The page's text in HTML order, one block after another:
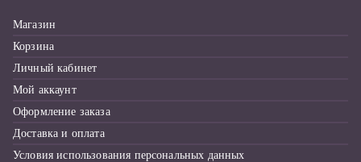
Магазин
Корзина
Личный кабинет
Мой аккаунт
Оформление заказа
Доставка и оплата
Условия использования персональных данных